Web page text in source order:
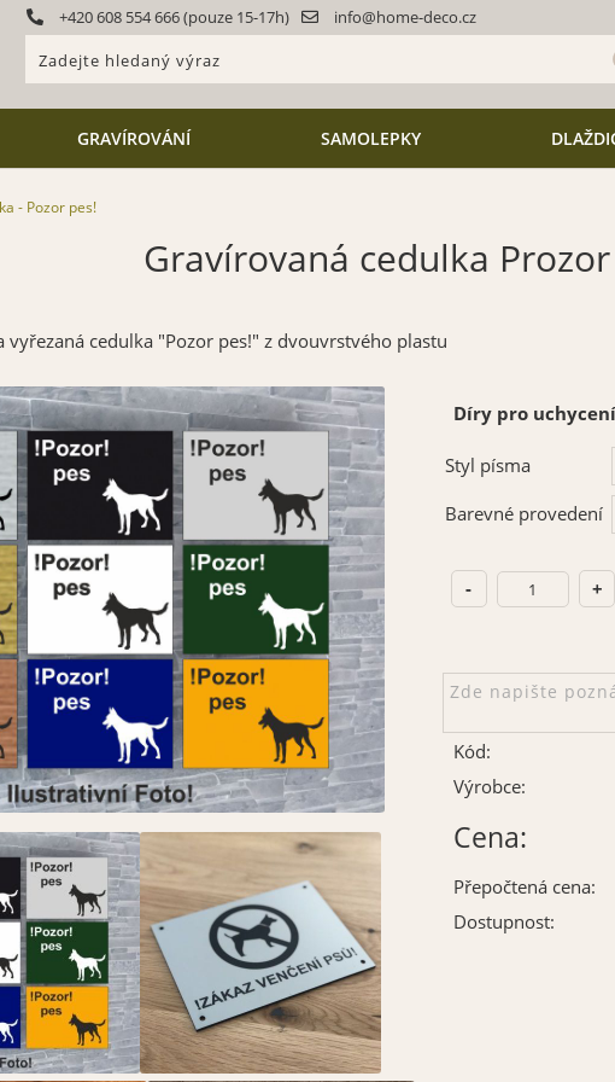
+420 608 554 666 (pouze 15-17h) info@home-deco.cz
GRAVÍROVÁNÍ SAMOLEPKY
- Pozor pes!
Gravírovaná cedulka
vyřezaná cedulka "Pozor pes!" z dvouvrstvého plastu
Díry pro uchycení
Styl písma
Barevné provedení
Kód:
Výrobce:
Cena:
Přepočtená cena:
Dostupnost: